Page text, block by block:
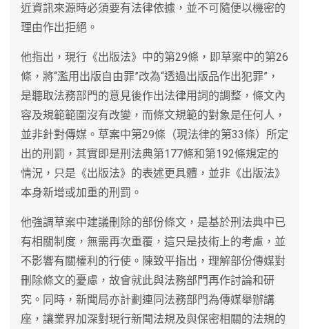
近資訊來源時必須要有法律依據，並不可隨便以機密的
理由作出拒絕。
他指出，現行《出版法》中的第29條，即草案中的第26
條，將“濫用出版自由罪”改為“透過出版品作出犯罪”，
是聽取法務部門的意見後作出法律用詞的調整，條文內
容及規範範圍沒有改變，而條文規範的對象是任何人，
並非針對傳媒。草案中第29條（現法律的第33條）所定
出的刑罰，其實即是刑法典第177條和第192條規定的
情況，只是《出版法》的表述更具體，並非《出版法》
本身新增或加重的刑罰。
他強調草案中建議刪除的部份條文，是基於刑法典中已
有相關制度，無需再次重覆，這只是技術上的考慮，並
不影響有關權利的行使。陳致平指出，理解部份傳媒對
刪除條文的憂慮，故會就此與法務部門再作討論和研
究。同時，新聞局亦計劃連同法務部門為傳媒舉辦講
座，讓業界加深對現行新聞法規及與保密相關的法規的